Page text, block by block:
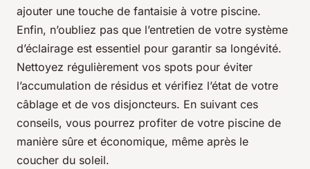
ajouter une touche de fantaisie à votre piscine.
Enfin, n’oubliez pas que l’entretien de votre système
d’éclairage est essentiel pour garantir sa longévité.
Nettoyez régulièrement vos spots pour éviter
l’accumulation de résidus et vérifiez l’état de votre
câblage et de vos disjoncteurs. En suivant ces
conseils, vous pourrez profiter de votre piscine de
manière sûre et économique, même après le
coucher du soleil.